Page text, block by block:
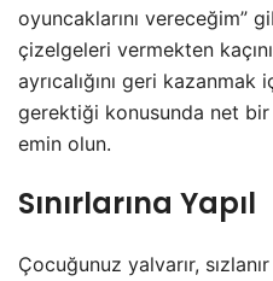
oyuncaklarını vereceğim”
çizelgeleri vermekten
ayrıcalığını geri kazanmak
gerektiği konusunda net bir
emin olun.
Sınırlarına Yapıl
Çocuğunuz yalvarır,